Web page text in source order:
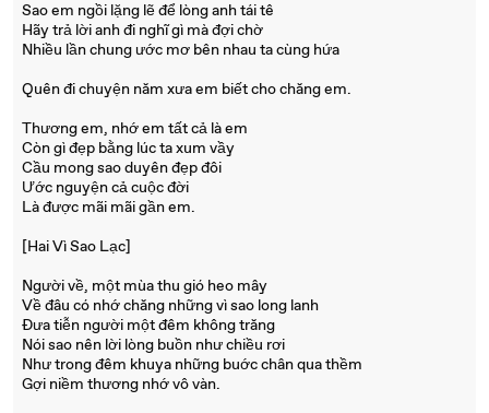
Sao em ngồi lặng lẽ để lòng anh tái tê
Hãy trả lời anh đi nghĩ gì mà đợi chờ
Nhiều lần chung ước mơ bên nhau ta cùng hứa
Quên đi chuyện năm xưa em biết cho chăng em.
Thương em, nhớ em tất cả là em
Còn gì đẹp bằng lúc ta xum vầy
Cầu mong sao duyên đẹp đôi
Ước nguyện cả cuộc đời
Là được mãi mãi gần em.
[Hai Vì Sao Lạc]
Người về, một mùa thu gió heo mây
Về đâu có nhớ chăng những vì sao long lanh
Đưa tiễn người một đêm không trăng
Nói sao nên lời lòng buồn như chiều rơi
Như trong đêm khuya những buớc chân qua thềm
Gợi niềm thương nhớ vô vàn.